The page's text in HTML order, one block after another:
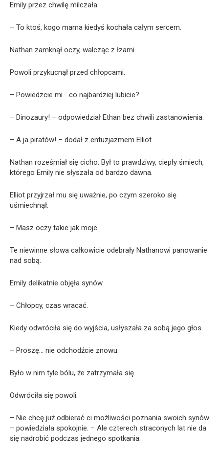
Emily przez chwilę milczała.
– To ktoś, kogo mama kiedyś kochała całym sercem.
Nathan zamknął oczy, walcząc z łzami.
Powoli przykucnął przed chłopcami.
– Powiedzcie mi… co najbardziej lubicie?
– Dinozaury! – odpowiedział Ethan bez chwili zastanowienia.
– A ja piratów! – dodał z entuzjazmem Elliot.
Nathan roześmiał się cicho. Był to prawdziwy, ciepły śmiech,
którego Emily nie słyszała od bardzo dawna.
Elliot przyjrzał mu się uważnie, po czym szeroko się
uśmiechnął.
– Masz oczy takie jak moje.
Te niewinne słowa całkowicie odebrały Nathanowi panowanie
nad sobą.
Emily delikatnie objęła synów.
– Chłopcy, czas wracać.
Kiedy odwróciła się do wyjścia, usłyszała za sobą jego głos.
– Proszę… nie odchodźcie znowu.
Było w nim tyle bólu, że zatrzymała się.
Odwróciła się powoli.
– Nie chcę już odbierać ci możliwości poznania swoich synów
– powiedziała spokojnie. – Ale czterech straconych lat nie da
się nadrobić podczas jednego spotkania.